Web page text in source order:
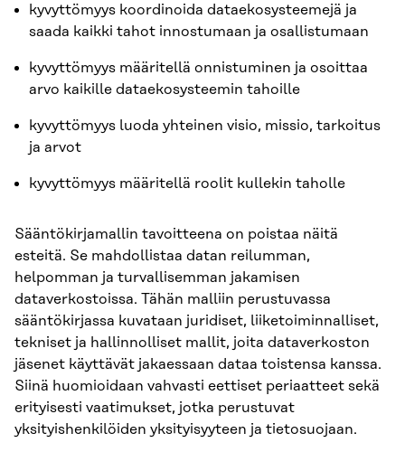
kyvyttömyys koordinoida dataekosysteemejä ja
saada kaikki tahot innostumaan ja osallistumaan
kyvyttömyys määritellä onnistuminen ja osoittaa
arvo kaikille dataekosysteemin tahoille
kyvyttömyys luoda yhteinen visio, missio, tarkoitus
ja arvot
kyvyttömyys määritellä roolit kullekin taholle
Sääntökirjamallin tavoitteena on poistaa näitä
esteitä. Se mahdollistaa datan reilumman,
helpomman ja turvallisemman jakamisen
dataverkostoissa. Tähän malliin perustuvassa
sääntökirjassa kuvataan juridiset, liiketoiminnalliset,
tekniset ja hallinnolliset mallit, joita dataverkoston
jäsenet käyttävät jakaessaan dataa toistensa kanssa.
Siinä huomioidaan vahvasti eettiset periaatteet sekä
erityisesti vaatimukset, jotka perustuvat
yksityishenkilöiden yksityisyyteen ja tietosuojaan.